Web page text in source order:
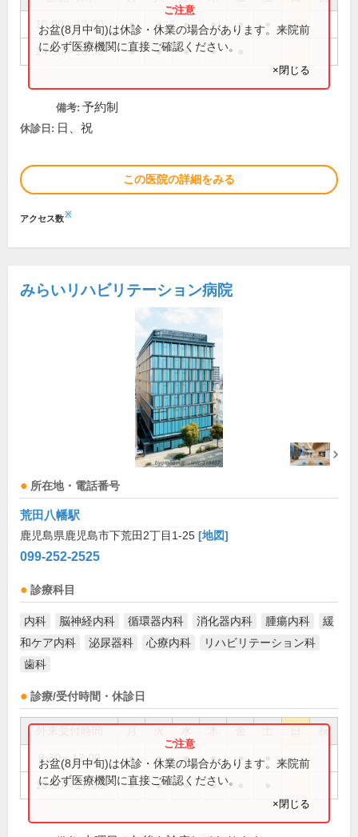
10:00～13:00 ● ● ● ● ●
14:30～18:30 ● ● ● ●
お盆(8月中旬)は休診・休業の場合があります。来院前
に必ず医療機関に直接ご確認ください。
×閉じる
備考: 予約制
休診日: 日、祝
この医院の詳細をみる
アクセス数※
みらいリハビリテーション病院
所在地・電話番号
荒田八幡駅
鹿児島県鹿児島市下荒田2丁目1-25 [地図]
099-252-2525
診療科目
内科 脳神経内科 循環器内科 消化器内科 腫瘍内科
緩
和ケア内科
泌尿器科 心療内科
リハビリテーション科
歯科
診療/受付時間・休診日
祝
8:30～12:00 ● ● ● ● ●
13:30～17:00 ● ● ● ●
お盆(8月中旬)は休診・休業の場合があります。来院前
に必ず医療機関に直接ご確認ください。
×閉じる